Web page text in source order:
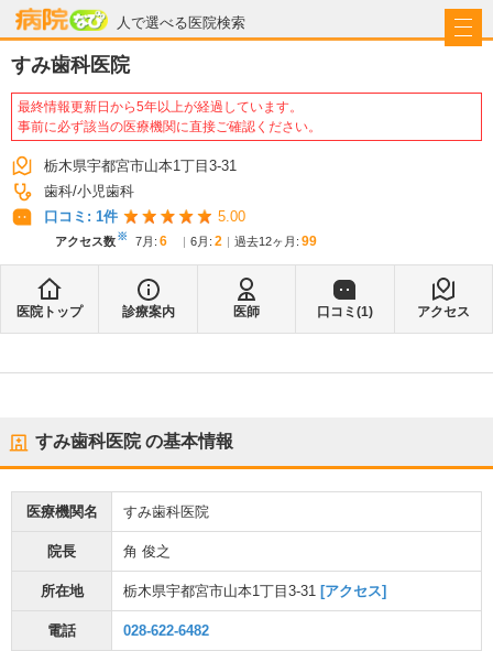
人で選べる医院検索
病院なび
すみ歯科医院
最終情報更新日から5年以上が経過しています。
事前に必ず該当の医療機関に直接ご確認ください。
栃木県宇都宮市山本1丁目3-31
歯科 小児歯科
口コミ: 1件 5.00
アクセス数※ 7月 : 6 6月 : 2 過去12ヶ月: 99
医院トップ 診療案内 医師 口コミ(1) アクセス
すみ歯科医院の基本情報
医療機関名 すみ歯科医院
院長 角 俊之
所在地 栃木県宇都宮市山本1丁目3-31 [アクセス]
電話 028-622-6482